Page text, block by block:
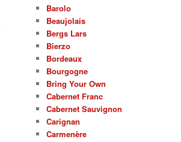
Barolo
Beaujolais
Bergs Lars
Bierzo
Bordeaux
Bourgogne
Bring Your Own
Cabernet Franc
Cabernet Sauvignon
Carignan
Carmenère